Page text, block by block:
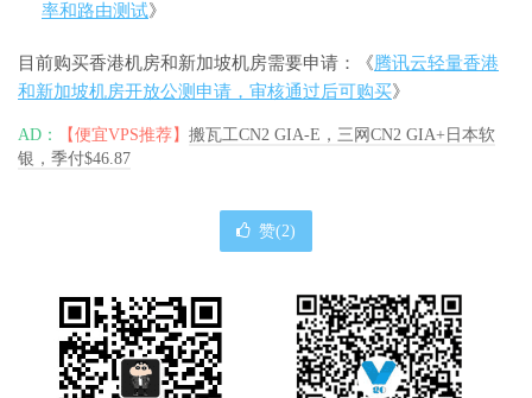
率和路由测试》
目前购买香港机房和新加坡机房需要申请：《腾讯云轻量香港
和新加坡机房开放公测申请，审核通过后可购买》
AD： 【便宜VPS推荐】 搬瓦工CN2 GIA-E，三网CN2 GIA+日本软
银，季付$46.87
赞(2)